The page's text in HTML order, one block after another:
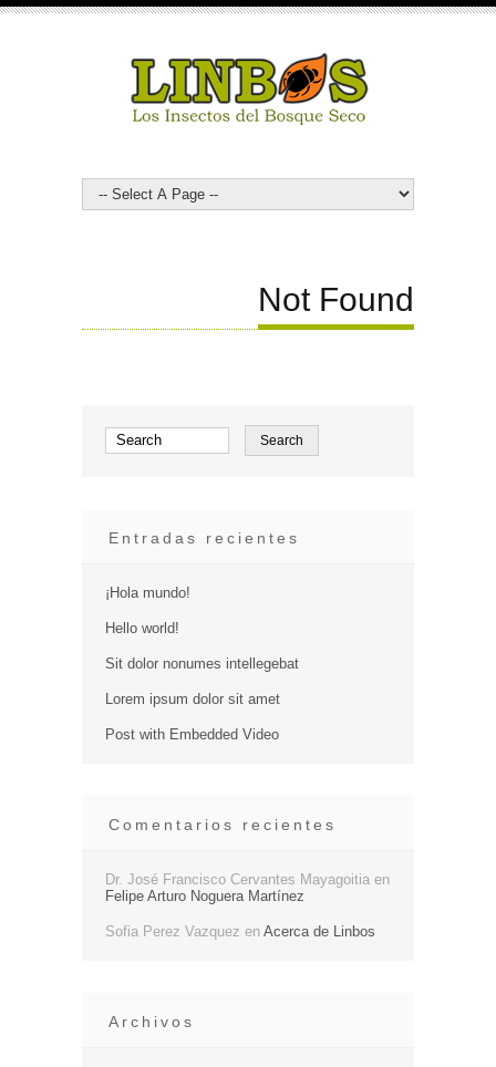
Not Found
Entradas recientes
¡Hola mundo!
Hello world!
Sit dolor nonumes intellegebat
Lorem ipsum dolor sit amet
Post with Embedded Video
Comentarios recientes
Dr. José Francisco Cervantes Mayagoitia en
Felipe Arturo Noguera Martínez
Sofia Perez Vazquez en Acerca de Linbos
Archivos